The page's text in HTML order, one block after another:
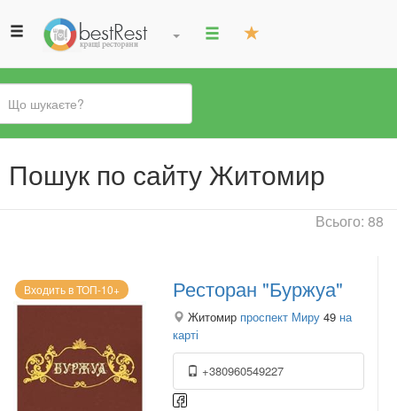
Ви
єПошук по сайту Житомир
Всього: 88
Входить в ТОП-10+ Ресторан "Буржуа"
Житомир проспект Миру 49 на
карті
+380960549227